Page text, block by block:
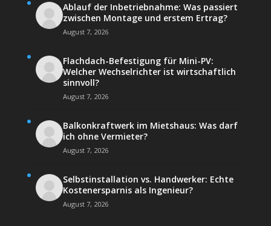
Ablauf der Inbetriebnahme: Was passiert
zwischen Montage und erstem Ertrag?
August 7, 2026
Flachdach-Befestigung für Mini-PV:
Welcher Wechselrichter ist wirtschaftlich
sinnvoll?
August 7, 2026
Balkonkraftwerk im Mietshaus: Was darf
ich ohne Vermieter?
August 7, 2026
Selbstinstallation vs. Handwerker: Echte
Kostenersparnis als Ingenieur?
August 7, 2026